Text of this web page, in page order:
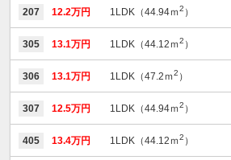
207 12.2万円 1LDK（44.94ｍ2 ）
305 13.1万円 1LDK（44.12ｍ2 ）
306 13.1万円 1LDK（47.2ｍ2 ）
307 12.5万円 1LDK（44.94ｍ2 ）
405 13.4万円 1LDK（44.12ｍ2 ）